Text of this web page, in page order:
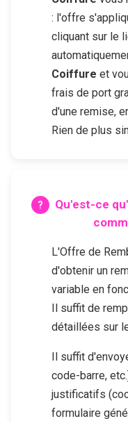
: l'offre
cliquant sur le
Coiffure et
frais de port
d'une remise,
Rien de plus
Qu'est-ce
L'Offre de
d'obtenir un
variable en
Il suffit de
détaillées sur
Il suffit
code-barre,
justificatifs
formulaire